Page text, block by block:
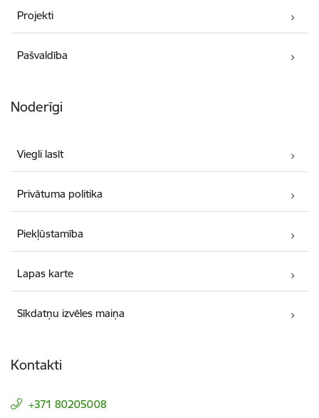
Projekti
Pašvaldība
Noderīgi
Viegli lasīt
Privātuma politika
Piekļūstamība
Lapas karte
Sīkdatņu izvēles maiņa
Kontakti
+371 80205008